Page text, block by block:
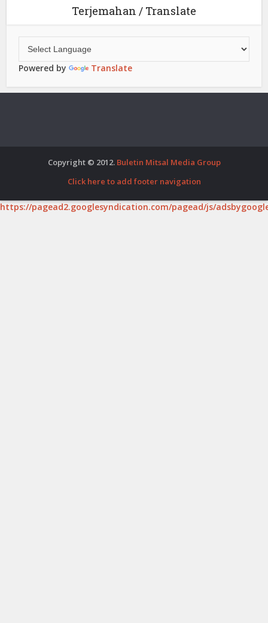
Terjemahan / Translate
Powered by Translate
Copyright © 2012. Buletin Mitsal Media Group
Click here to add footer navigation
https://pagead2.googlesyndication.com/pagead/js/